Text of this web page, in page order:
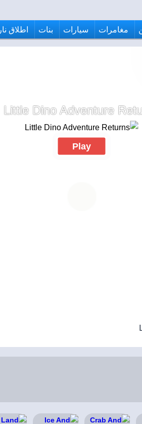
مغامرات سيارات بنات اطلاق نار
Little Dino Adventure
Play